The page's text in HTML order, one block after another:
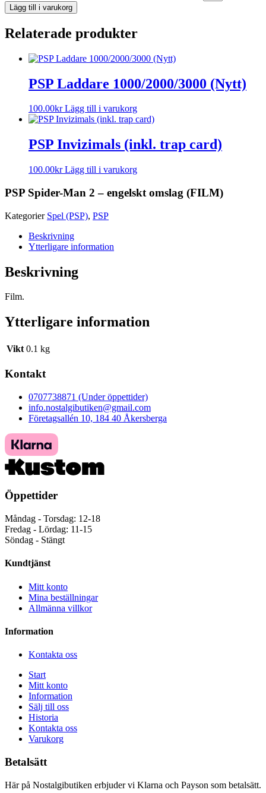
Lägg till i varukorg
Relaterade produkter
PSP Laddare 1000/2000/3000 (Nytt)
100.00kr Lägg till i varukorg
PSP Invizimals (inkl. trap card)
100.00kr Lägg till i varukorg
PSP Spider-Man 2 – engelskt omslag (FILM)
Kategorier Spel (PSP), PSP
Beskrivning
Ytterligare information
Beskrivning
Film.
Ytterligare information
Vikt 0.1 kg
Kontakt
0707738871 (Under öppettider)
info.nostalgibutiken@gmail.com
Företagsallén 10, 184 40 Åkersberga
Öppettider
Måndag - Torsdag: 12-18
Fredag - Lördag: 11-15
Söndag - Stängt
Kundtjänst
Mitt konto
Mina beställningar
Allmänna villkor
Information
Kontakta oss
Start
Mitt konto
Information
Sälj till oss
Historia
Kontakta oss
Varukorg
Betalsätt
Här på Nostalgibutiken erbjuder vi Klarna och Payson som betalsätt.